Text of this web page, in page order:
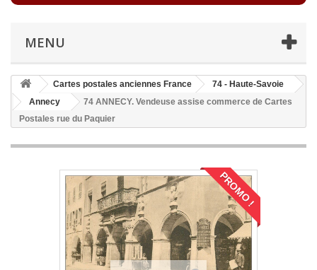
MENU
Cartes postales anciennes France
74 - Haute-Savoie
Annecy
74 ANNECY. Vendeuse assise commerce de Cartes
Postales rue du Paquier
PROMO !